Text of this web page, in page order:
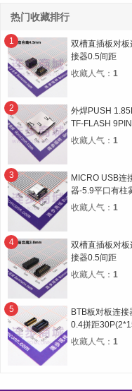
热门收藏排行
1
双槽直插板对板
接器0.5间距
14P(2*7) 合高
收藏人气： 1
2
外焊PUSH
TF-FLASH 9PIN
MICRO SD
收藏人气： 1
3
MICRO USB连
器-5.9平口有柱
锡
收藏人气： 1
4
双槽直插板对板
接器0.5间距
30P(2*15) 合高
收藏人气： 1
5
BTB板对板连接
0.4拼距
公母座合高1.5H
收藏人气： 1